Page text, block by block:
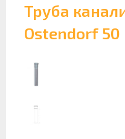
Труба
Ostendorf